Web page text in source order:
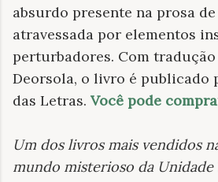
absurdo presente na prosa
atravessada por elementos
perturbadores. Com
Deorsola, o livro é publicado
das Letras. Você pode
Um dos livros mais vendidos
mundo misterioso da Unidade